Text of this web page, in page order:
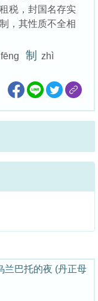
税，封国名存实
，其性质不全相
fēng 制 zhì
兰巴托的夜 (丹正母